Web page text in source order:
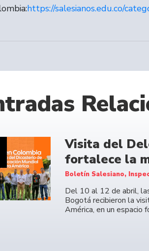
https://salesianos.edu.co/
Visita del
fortalece la
Boletín Salesiano,
Del 10 al 12 de abril,
Bogotá recibieron la
América, en un